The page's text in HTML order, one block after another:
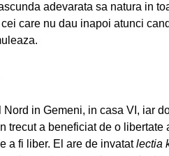
adevarata sa natura in
care nu dau inapoi atunci
Nord in Gemeni, in casa VI, iar
trecut a beneficiat de o
a fi liber. El are de invatatlectia